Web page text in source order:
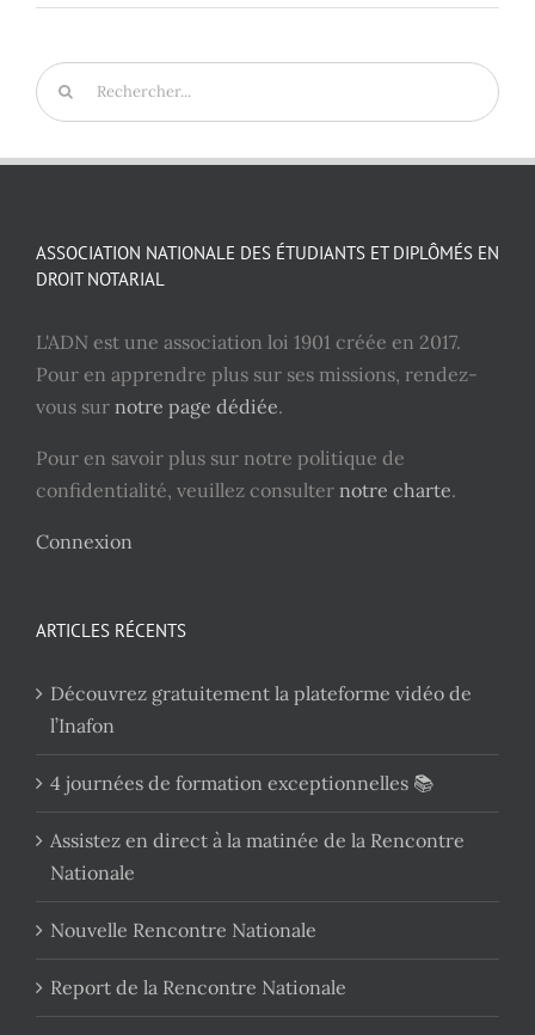
Rechercher:
ASSOCIATION NATIONALE DES ÉTUDIANTS ET DIPLÔMÉS EN
DROIT NOTARIAL
L'ADN est une association loi 1901 créée en 2017.
Pour en apprendre plus sur ses missions, rendez-
vous sur notre page dédiée.
Pour en savoir plus sur notre politique de
confidentialité, veuillez consulter notre charte.
Connexion
ARTICLES RÉCENTS
Découvrez gratuitement la plateforme vidéo de
l’Inafon
4 journées de formation exceptionnelles 📚
Assistez en direct à la matinée de la Rencontre
Nationale
Nouvelle Rencontre Nationale
Report de la Rencontre Nationale